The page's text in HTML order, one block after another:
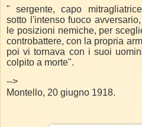
" sergente, capo
sotto l'intenso fuoco
le posizioni nemiche, per
controbattere, con la propria
poi vi tornava con i suoi
colpito a morte".
-->
Montello, 20 giugno 1918.